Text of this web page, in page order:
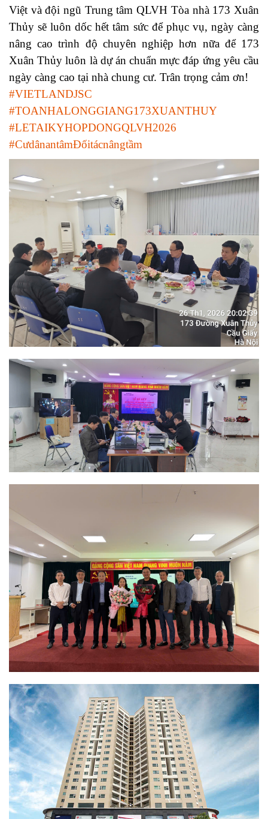
Việt và đội ngũ Trung tâm QLVH Tòa nhà 173 Xuân
Thủy sẽ luôn dốc hết tâm sức để phục vụ, ngày càng
nâng cao trình độ chuyên nghiệp hơn nữa để 173
Xuân Thủy luôn là dự án chuẩn mực đáp ứng yêu cầu
ngày càng cao tại nhà chung cư. Trân trọng cảm ơn!
#VIETLANDJSC
#TOANHALONGGIANG173XUANTHUY
#LETAIKYHOPDONGQLVH2026
#CưdânantâmĐốitácnângtầm